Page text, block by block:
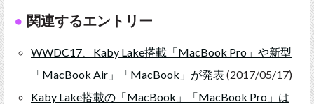
関連するエントリー
WWDC17、Kaby Lake搭載「MacBook Pro」や新型
「MacBook Air」「MacBook」が発表 (2017/05/17)
Kaby Lake搭載の「MacBook」「MacBook Pro」は